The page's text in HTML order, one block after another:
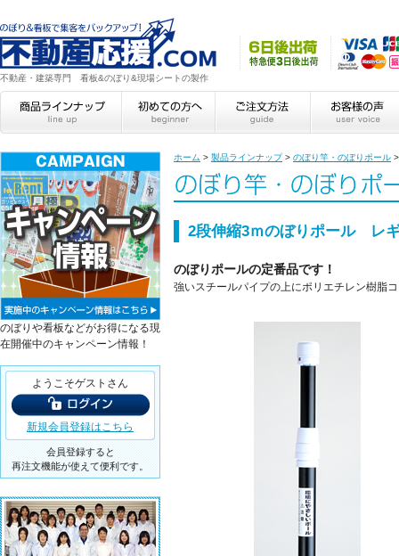
不動産・建築専門 看板&のぼり&現場シートの製作
ホーム > 製品ラインナップ> のぼり竿・のぼりポール
2段伸縮3ｍのぼりポール レ
のぼりポールの定番品です！
強いスチールパイプの上にポリエチレン樹脂
のぼりや看板などがお得になる現
在開催中のキャンペーン情報！
ようこそゲストさん
新規会員登録はこちら
会員登録すると
再注文機能が使えて便利です。